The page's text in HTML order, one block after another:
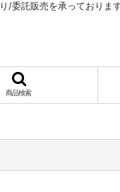
/委託販売を承っております
商品検索